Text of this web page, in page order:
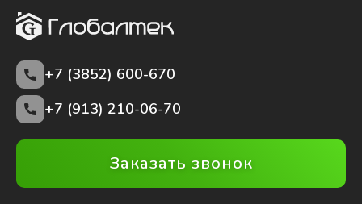
+7 (3852) 600-670
+7 (913) 210-06-70
Заказать звонок